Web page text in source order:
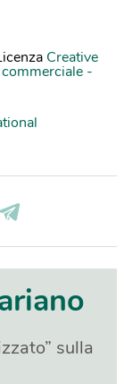
Creative
-
sulla